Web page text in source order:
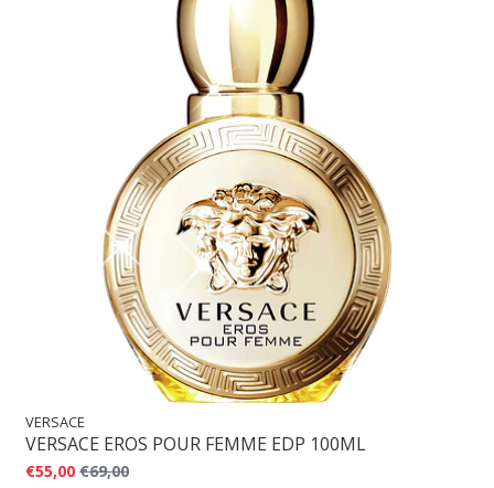
VERSACE
VERSACE EROS POUR FEMME EDP 100ML
€55,00 €69,00